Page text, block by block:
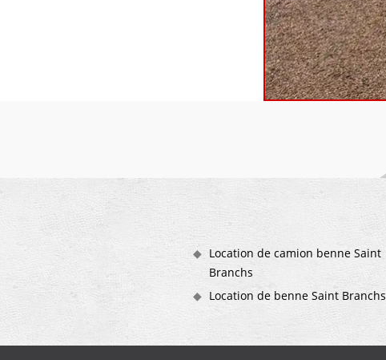
Location de camion benne Saint
Branchs
Location de benne Saint Branchs